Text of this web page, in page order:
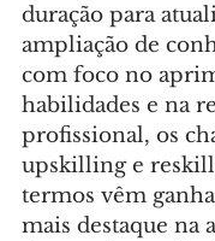
duração para
ampliação de
com foco no
habilidades e na
profissional, os
upskilling e
termos vêm
mais destaque na